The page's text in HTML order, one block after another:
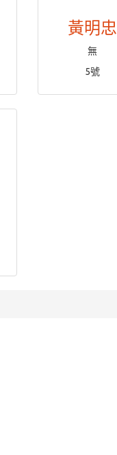
黃明忠
無
5號